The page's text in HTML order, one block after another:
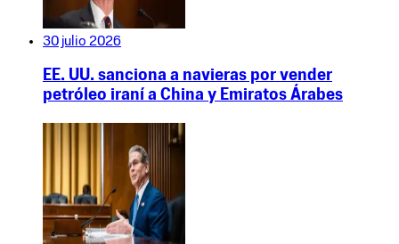
30 julio 2026
EE. UU. sanciona a navieras por vender
petróleo iraní a China y Emiratos Árabes